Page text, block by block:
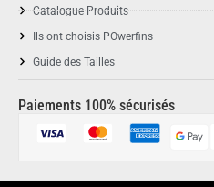
Catalogue Produits
Ils ont choisis POwerfins
Guide des Tailles
Paiements 100% sécurisés